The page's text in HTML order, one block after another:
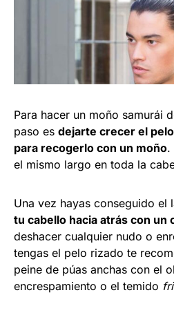
Para hacer un moño samurái
paso es dejarte crecer el
para recogerlo con un moño.
el mismo largo en toda la
Una vez hayas conseguido el
tu cabello hacia atrás con un
deshacer cualquier nudo o
tengas el pelo rizado te
peine de púas anchas con el
encrespamiento o el temido